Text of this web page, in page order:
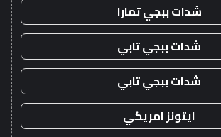
شدات ببجي تمارا
شدات ببجي تابي
شدات ببجي تابي
ايتونز امريكي